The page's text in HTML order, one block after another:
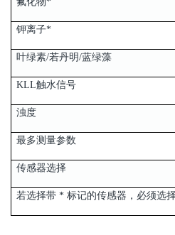
钾离子*
叶绿素/若丹明/蓝绿藻
KLL触水信号
浊度
最多测量参数
传感器选择
若选择带 * 标记的传感器，必须选